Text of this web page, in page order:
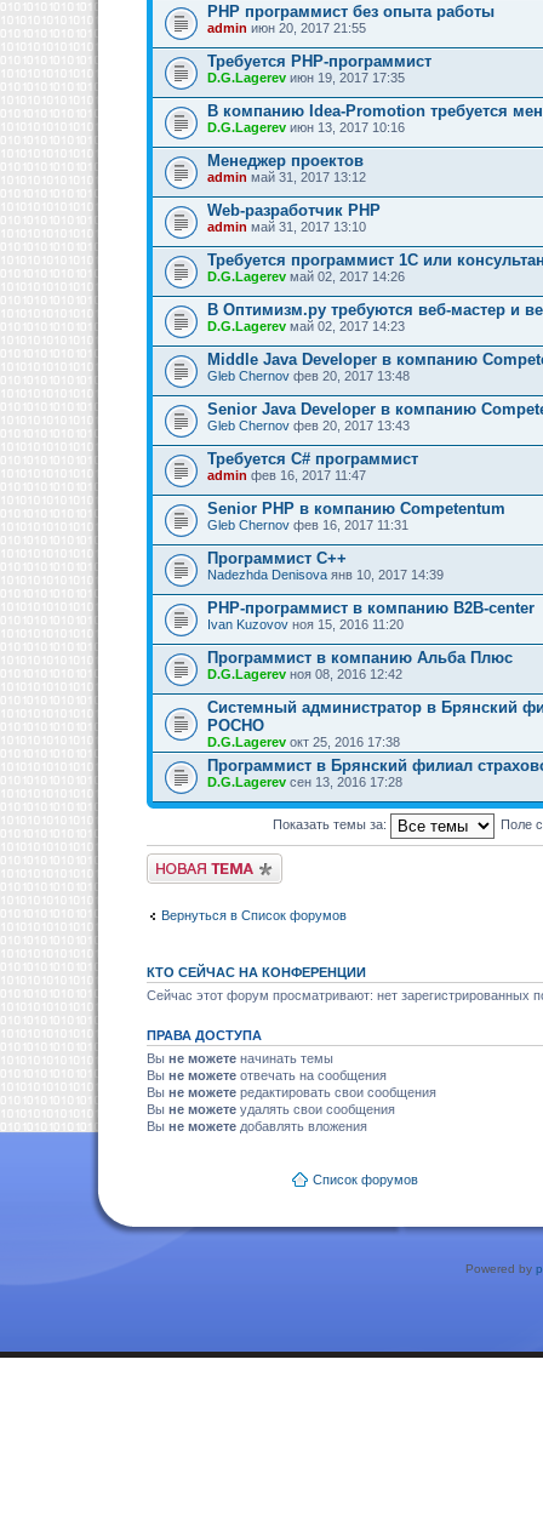
PHP программист без опыта работы
admin июн 20, 2017 21:55
Требуется PHP-программист
D.G.Lagerev июн 19, 2017 17:35
В компанию Idea-Promotion требуется
D.G.Lagerev июн 13, 2017 10:16
Менеджер проектов
admin май 31, 2017 13:12
Web-разработчик PHP
admin май 31, 2017 13:10
Требуется программист 1C или
D.G.Lagerev май 02, 2017 14:26
В Оптимизм.ру требуются веб-мастер и
D.G.Lagerev май 02, 2017 14:23
Middle Java Developer в компанию
Gleb Chernov фев 20, 2017 13:48
Senior Java Developer в компанию
Gleb Chernov фев 20, 2017 13:43
Требуется C# программист
admin фев 16, 2017 11:47
Senior PHP в компанию Competentum
Gleb Chernov фев 16, 2017 11:31
Программист С++
Nadezhda Denisova янв 10, 2017 14:39
PHP-программист в компанию B2B-center
Ivan Kuzovov ноя 15, 2016 11:20
Программист в компанию Альба Плюс
D.G.Lagerev ноя 08, 2016 12:42
Системный администратор в Брянский
РОСНО
D.G.Lagerev окт 25, 2016 17:38
Программист в Брянский филиал
D.G.Lagerev сен 13, 2016 17:28
Показать темы за: Поле
Новая тема
Вернуться в Список форумов
КТО СЕЙЧАС НА КОНФЕРЕНЦИИ
Сейчас этот форум просматривают: нет зарегистрированных
ПРАВА ДОСТУПА
Вы не можете начинать темы
Вы не можете отвечать на сообщения
Вы не можете редактировать свои сообщения
Вы не можете удалять свои сообщения
Вы не можете добавлять вложения
Список форумов
Powered by